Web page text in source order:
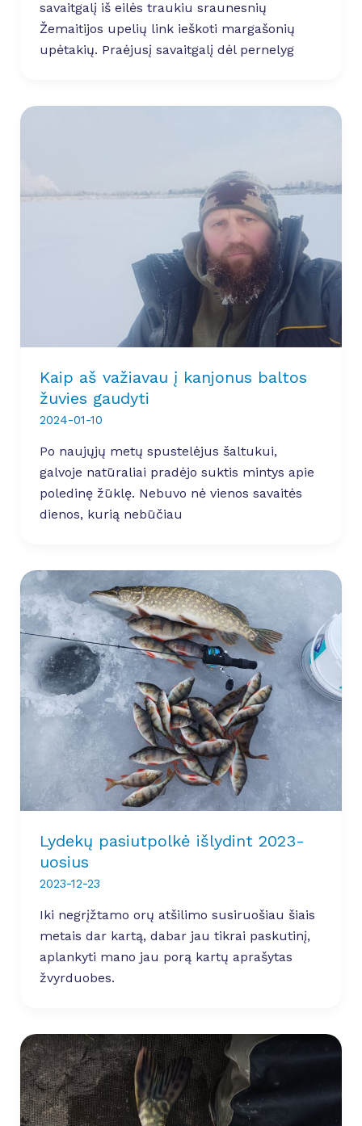
savaitgalį iš eilės traukiu sraunesnių
Žemaitijos upelių link ieškoti margašonių
upėtakių. Praėjusį savaitgalį dėl pernelyg
Kaip aš važiavau į kanjonus baltos
žuvies gaudyti
2024-01-10
Po naujųjų metų spustelėjus šaltukui,
galvoje natūraliai pradėjo suktis mintys apie
poledinę žūklę. Nebuvo nė vienos savaitės
dienos, kurią nebūčiau
Lydekų pasiutpolkė išlydint 2023-
uosius
2023-12-23
Iki negrįžtamo orų atšilimo susiruošiau šiais
metais dar kartą, dabar jau tikrai paskutinį,
aplankyti mano jau porą kartų aprašytas
žvyrduobes.